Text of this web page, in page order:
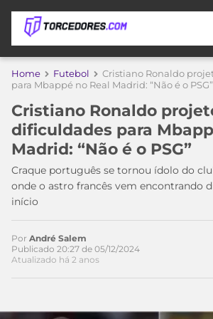
APOSTAS
DE
APOSTA
MELHORES
SITES
APOSTAS
2026
COPA
DO
MUNDO
TIMES
MEU
TIME
CAMPEONATOS
Home Futebol
Cristiano Ronaldo
para Mbappé no Real Madrid: “Não é o PSG”
Cristiano Ronaldo
dificuldades para
Madrid: “Não é o PSG”
Craque português se tornou ídolo do
onde o astro francês vem encontrando
início
Acesse o perfil do autor
no Twitter
Por André Salem
Publicado 20:27 de 05/12/2024
Atualizado há 2 anos